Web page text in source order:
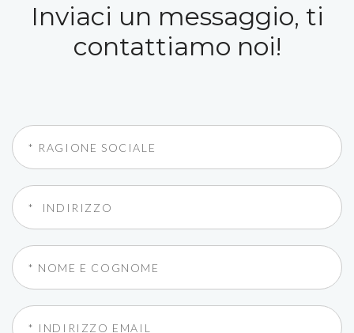
Inviaci un messaggio, ti
contattiamo noi!